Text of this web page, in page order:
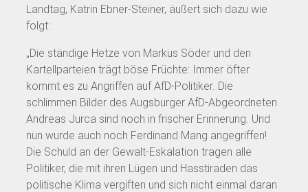
Landtag, Katrin Ebner-Steiner, äußert sich dazu wie
folgt:
„Die ständige Hetze von Markus Söder und den
Kartellparteien trägt böse Früchte: Immer öfter
kommt es zu Angriffen auf AfD-Politiker. Die
schlimmen Bilder des Augsburger AfD-Abgeordneten
Andreas Jurca sind noch in frischer Erinnerung. Und
nun wurde auch noch Ferdinand Mang angegriffen!
Die Schuld an der Gewalt-Eskalation tragen alle
Politiker, die mit ihren Lügen und Hasstiraden das
politische Klima vergiften und sich nicht einmal daran